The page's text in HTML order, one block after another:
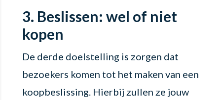
3. Beslissen: wel of niet
kopen
De derde doelstelling is zorgen dat
bezoekers komen tot het maken van een
koopbeslissing. Hierbij zullen ze jouw